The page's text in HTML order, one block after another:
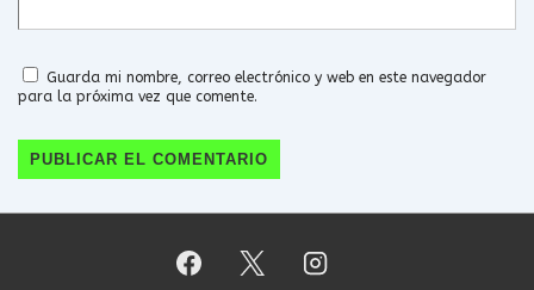
Guarda mi nombre, correo electrónico y web en este navegador
para la próxima vez que comente.